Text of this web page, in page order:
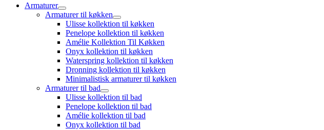
Armaturer
Armaturer til køkken
Ulisse kollektion til køkken
Penelope kollektion til køkken
Amélie Kollektion Til Køkken
Onyx kollektion til køkken
Waterspring kollektion til køkken
Dronning kollektion til køkken
Minimalistisk armaturer til køkken
Armaturer til bad
Ulisse kollektion til bad
Penelope kollektion til bad
Amélie kollektion til bad
Onyx kollektion til bad